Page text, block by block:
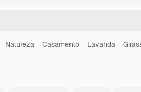
Natureza Casamento Lavanda